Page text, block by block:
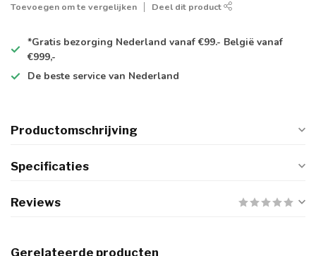
Toevoegen om te vergelijken Deel dit product
*Gratis bezorging Nederland vanaf €99.- België vanaf
€999,-
De beste service van Nederland
Productomschrijving
Specificaties
Reviews
Gerelateerde producten